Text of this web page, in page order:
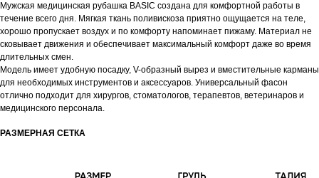
Мужская медицинская рубашка BASIC создана для комфортной работы в
течение всего дня. Мягкая ткань поливискоза приятно ощущается на теле,
хорошо пропускает воздух и по комфорту напоминает пижаму. Материал не
сковывает движения и обеспечивает максимальный комфорт даже во время
длительных смен.
Модель имеет удобную посадку, V-образный вырез и вместительные карманы
для необходимых инструментов и аксессуаров. Универсальный фасон
отлично подходит для хирургов, стоматологов, терапевтов, ветеринаров и
медицинского персонала.
РАЗМЕРНАЯ СЕТКА